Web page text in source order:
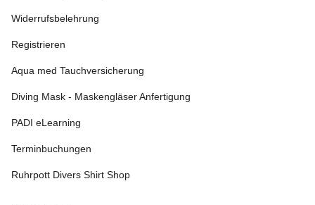
Widerrufsbelehrung
Registrieren
Aqua med Tauchversicherung
Diving Mask - Maskengläser Anfertigung
PADI eLearning
Terminbuchungen
Ruhrpott Divers Shirt Shop